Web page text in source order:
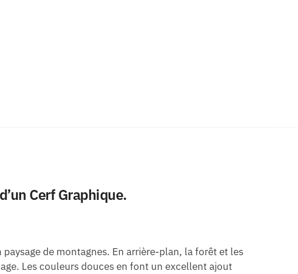
Cerf Graphique.
de montagnes. En arrière-plan, la forêt et les
Les couleurs douces en font un excellent ajout